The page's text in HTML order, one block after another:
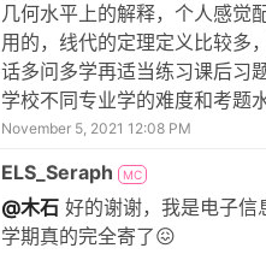
几何水平上的解释，个人感觉
用的，线代的定理定义比较多
话多问多学再适当练习课后习
学校不同专业学的难度和考题
November 5, 2021 12:08 PM
ELS_Seraph MC
@木石 好的谢谢，我是电子信
学期真的完全寄了😖